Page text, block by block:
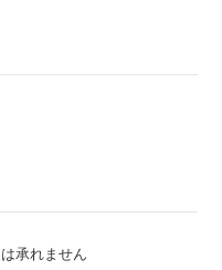
承れません